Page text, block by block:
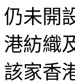
仍未開
港紡織
該家香